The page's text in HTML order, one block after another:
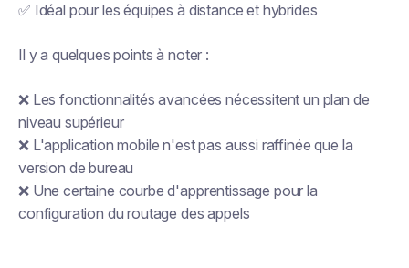
✅ Idéal pour les équipes à distance et hybrides
Il y a quelques points à noter :
❌ Les fonctionnalités avancées nécessitent un plan de
niveau supérieur
❌ L'application mobile n'est pas aussi raffinée que la
version de bureau
❌ Une certaine courbe d'apprentissage pour la
configuration du routage des appels